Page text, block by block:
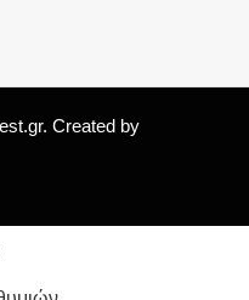
Created by